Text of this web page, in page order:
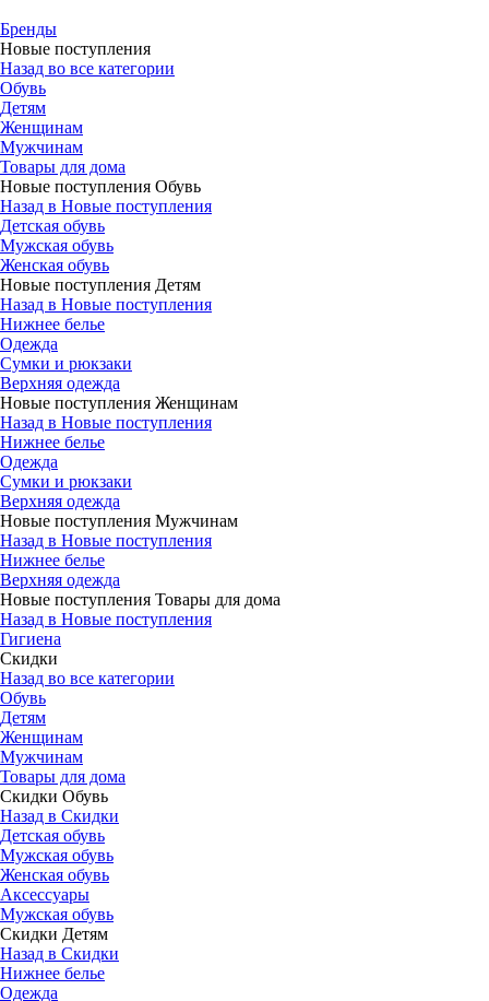
Бренды
Новые поступления
Назад во все категории
Обувь
Детям
Женщинам
Мужчинам
Товары для дома
Новые поступления Обувь
Назад в Новые поступления
Детская обувь
Мужская обувь
Женская обувь
Новые поступления Детям
Назад в Новые поступления
Нижнее белье
Одежда
Сумки и рюкзаки
Верхняя одежда
Новые поступления Женщинам
Назад в Новые поступления
Нижнее белье
Одежда
Сумки и рюкзаки
Верхняя одежда
Новые поступления Мужчинам
Назад в Новые поступления
Нижнее белье
Верхняя одежда
Новые поступления Товары для дома
Назад в Новые поступления
Гигиена
Скидки
Назад во все категории
Обувь
Детям
Женщинам
Мужчинам
Товары для дома
Скидки Обувь
Назад в Скидки
Детская обувь
Мужская обувь
Женская обувь
Аксессуары
Мужская обувь
Скидки Детям
Назад в Скидки
Нижнее белье
Одежда